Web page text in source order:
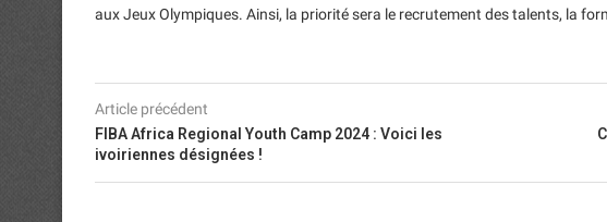
aux Jeux Olympiques. Ainsi, la priorité sera le recrutement des talents, la
Article précédent
FIBA Africa Regional Youth Camp 2024 : Voici les
ivoiriennes désignées !